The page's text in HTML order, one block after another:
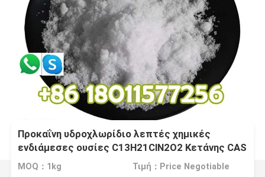
Προκαΐνη υδροχλωρίδιο λεπτές χημικές
ενδιάμεσες ουσίες C13H21ClN2O2 Κετάνης CAS
51-05-8
MOQ：1kg Τιμή：Price Negotiable